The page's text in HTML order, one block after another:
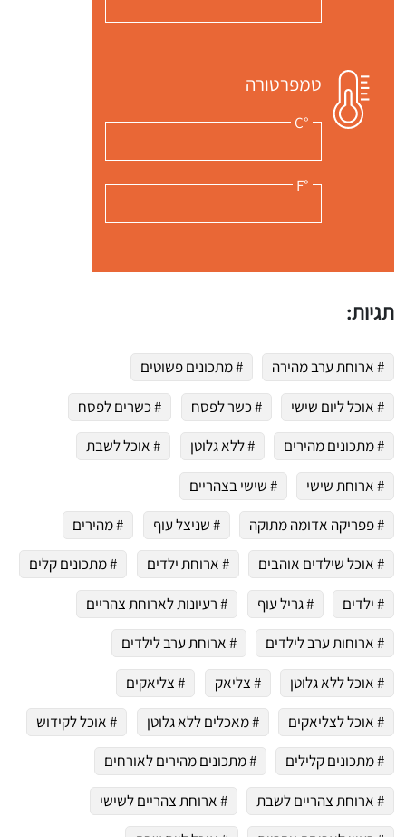
טמפרטורה
°C
°F
תגיות:
# ארוחת ערב מהירה
# מתכונים פשוטים
# אוכל ליום שישי
# כשר לפסח
# כשרים לפסח
# מתכונים מהירים
# ללא גלוטן
# אוכל לשבת
# ארוחת שישי
# שישי בצהריים
# פפריקה אדומה מתוקה
# שניצל עוף
# מהירים
# אוכל שילדים אוהבים
# ארוחת ילדים
# מתכונים קלים
# ילדים
# גריל עוף
# רעיונות לארוחת צהריים
# ארוחות ערב לילדים
# ארוחת ערב לילדים
# אוכל ללא גלוטן
# צליאק
# צליאקים
# אוכל לצליאקים
# מאכלים ללא גלוטן
# אוכל לקידוש
# מתכונים קלילים
# מתכונים מהירים לאורחים
# ארוחת צהריים לשבת
# ארוחת צהריים לשישי